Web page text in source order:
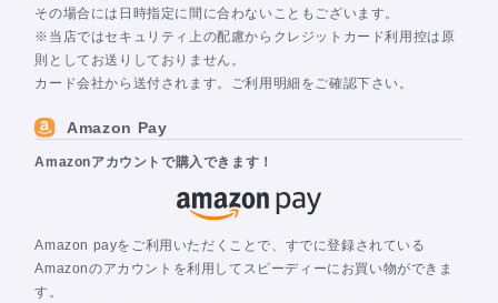
その場合には日時指定に間に合わないこともございます。
※当店ではセキュリティ上の配慮からクレジットカード利用控は原
則としてお送りしておりません。
カード会社から送付されます。ご利用明細をご確認下さい。
Amazon Pay
Amazonアカウントで購入できます！
Amazon payをご利用いただくことで、すでに登録されている
Amazonのアカウントを利用してスピーディーにお買い物ができま
す。